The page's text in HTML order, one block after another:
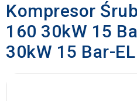
Kompresor
160 30kW 15
30kW 15 Bar-EL